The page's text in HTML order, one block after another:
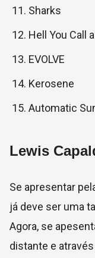
Sharks
Hell You Call
EVOLVE
Kerosene
Automatic
Lewis
Se apresentar
já deve ser uma
Agora, se
distante e